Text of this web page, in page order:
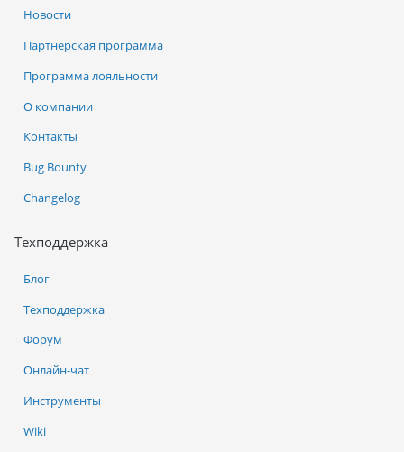
Новости
Партнерская программа
Программа лояльности
О компании
Контакты
Bug Bounty
Changelog
Техподдержка
Блог
Техподдержка
Форум
Онлайн-чат
Инструменты
Wiki